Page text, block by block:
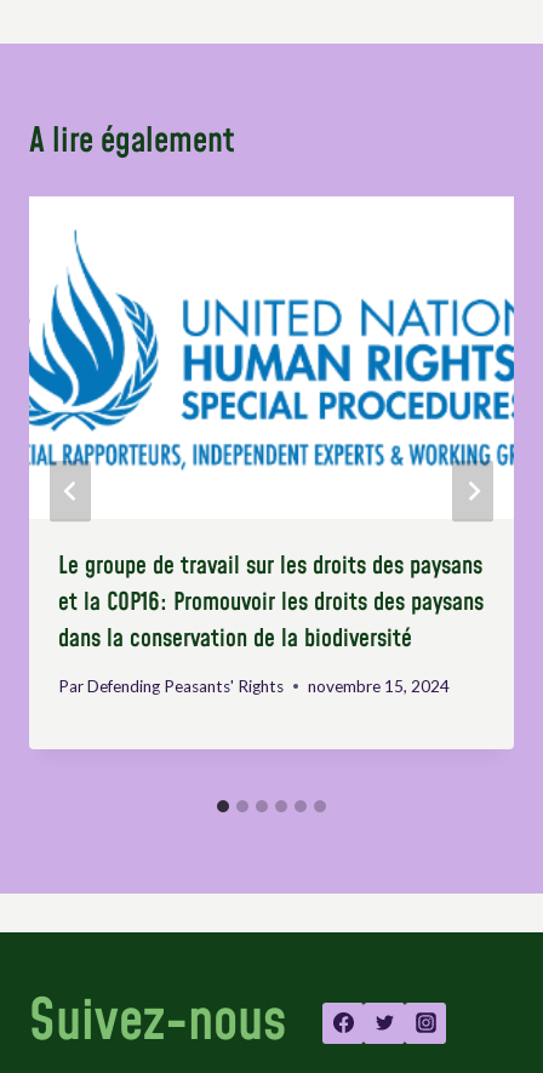
A lire également
Le groupe de travail sur les droits des paysans
et la COP16: Promouvoir les droits des paysans
dans la conservation de la biodiversité
ParDefending Peasants' Rights novembre 15, 2024
Suivez-nous